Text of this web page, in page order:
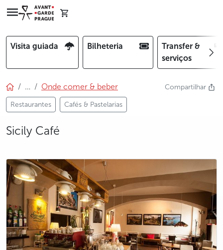
Visita guiada Bilheteria
Transfer &
serviços
… Onde comer & beber
Restaurantes Cafés & Pastelarias
Compartilhar
Sicily Café